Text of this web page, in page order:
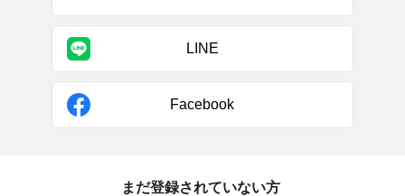
LINE
Facebook
まだ登録されていない方